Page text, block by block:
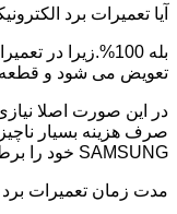
آیا تعمیرات برد
بله 100%.زیرا در
تعویض می شود و
در این صورت اصلا
صرف هزینه بسیار
SAMSUNG خود را برطرف نمایید.
مدت زمان تعمیرات